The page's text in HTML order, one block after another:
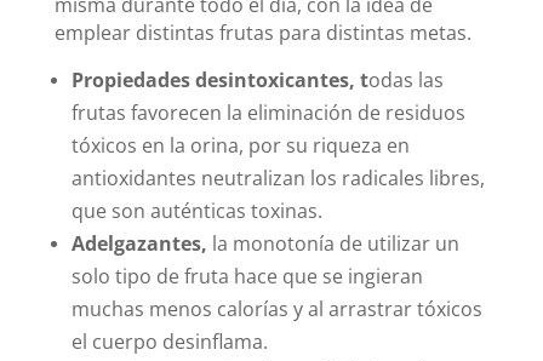
misma durante todo el día, con la idea de
emplear distintas frutas para distintas metas.
Propiedades desintoxicantes, todas las
frutas favorecen la eliminación de residuos
tóxicos en la orina, por su riqueza en
antioxidantes neutralizan los radicales libres,
que son auténticas toxinas.
Adelgazantes, la monotonía de utilizar un
solo tipo de fruta hace que se ingieran
muchas menos calorías y al arrastrar tóxicos
el cuerpo desinflama.